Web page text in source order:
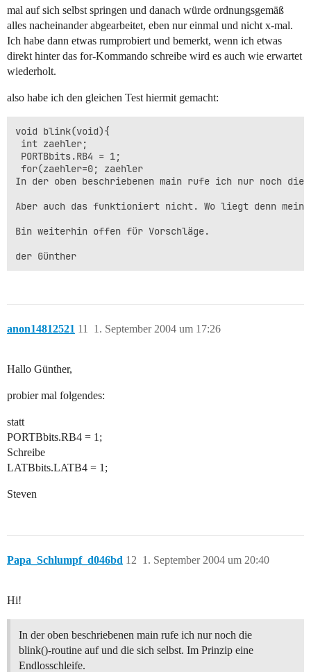
mal auf sich selbst springen und danach würde ordnungsgemäß
alles nacheinander abgearbeitet, eben nur einmal und nicht x-mal.
Ich habe dann etwas rumprobiert und bemerkt, wenn ich etwas
direkt hinter das for-Kommando schreibe wird es auch wie erwartet
wiederholt.
also habe ich den gleichen Test hiermit gemacht:
void blink(void){
int zaehler;
PORTBbits.RB4 = 1;
for(zaehler=0; zaehler
In der oben beschriebenen main rufe ich nur noch
Aber auch das funktioniert nicht. Wo liegt denn
Bin weiterhin offen für Vorschläge.
anon14812521 1. September 2004 um 17:26
11
Hallo Günther,
probier mal folgendes:
statt
PORTBbits.RB4 = 1;
Schreibe
LATBbits.LATB4 = 1;
Steven
Papa_Schlumpf_d046bd 1. September 2004 um 20:40
12
Hi!
In der oben beschriebenen main rufe ich nur noch die
blink()-routine auf und die sich selbst. Im Prinzip eine
Endlosschleife.